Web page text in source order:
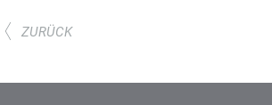
ZURÜCK